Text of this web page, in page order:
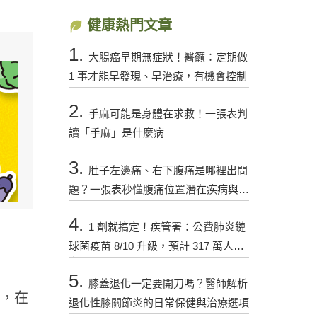
在
健康熱門文章
1. 大腸癌早期無症狀！醫籲：定期做
1 事才能早發現、早治療，有機會控制
2. 手麻可能是身體在求救！一張表判
讀「手麻」是什麼病
3. 肚子左邊痛、右下腹痛是哪裡出問
題？一張表秒懂腹痛位置潛在疾病與警
訊
4. 1 劑就搞定！疾管署：公費肺炎鏈
球菌疫苗 8/10 升級，預計 317 萬人受
惠
5. 膝蓋退化一定要開刀嗎？醫師解析
退化性膝關節炎的日常保健與治療選項